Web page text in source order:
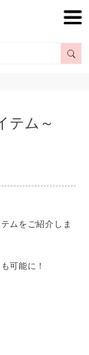
テム～
ムをご紹介しま
可能に！